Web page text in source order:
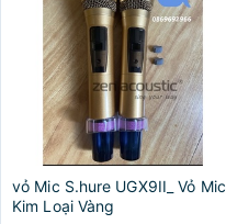
vỏ Mic S.hure UGX9II_ Vỏ Mic
Kim Loại Vàng